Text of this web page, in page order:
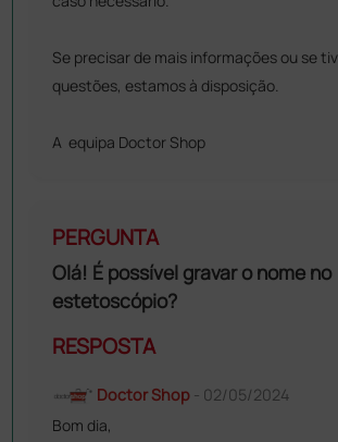
Se precisar de mais informações ou se
questões, estamos à disposição.
A equipa Doctor Shop
PERGUNTA
Olá! É possível gravar o nome no
estetoscópio?
RESPOSTA
Doctor Shop- 02/05/2024
Bom dia,